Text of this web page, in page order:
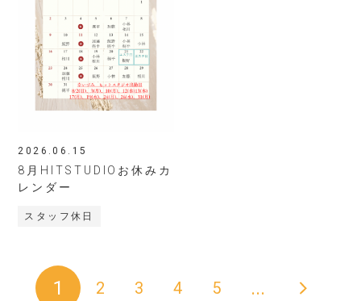
2026.06.15
8月HITSTUDIOお休みカ
レンダー
スタッフ休日
1 2 3 4 5 ...